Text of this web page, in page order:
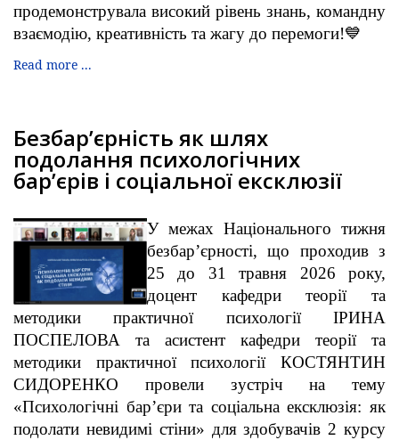
продемонструвала високий рівень знань, командну
взаємодію, креативність та жагу до перемоги!💙
Read more ...
Безбар’єрність як шлях
подолання психологічних
бар’єрів і соціальної ексклюзії
У межах Національного тижня
безбар’єрності, що проходив з
25 до 31 травня 2026 року,
доцент кафедри теорії та
методики практичної психології ІРИНА
ПОСПЕЛОВА та асистент кафедри теорії та
методики практичної психології КОСТЯНТИН
СИДОРЕНКО провели зустріч на тему
«Психологічні бар’єри та соціальна ексклюзія: як
подолати невидимі стіни» для здобувачів 2 курсу